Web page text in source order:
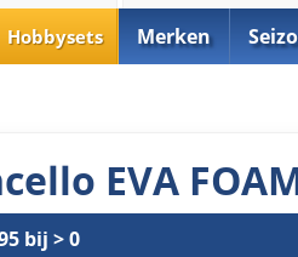
Hobbysets Merken
EVA
bij > 0